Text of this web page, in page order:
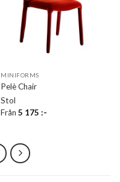
MINIFORMS
Pelè Chair
Stol
Från5 175:-